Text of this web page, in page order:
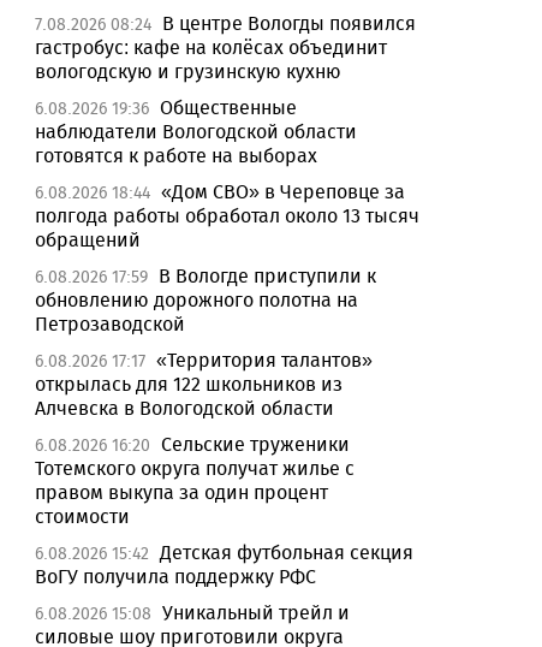
7.08.2026 08:24 В центре Вологды появился
гастробус: кафе на колёсах объединит
вологодскую и грузинскую кухню
6.08.2026 19:36 Общественные
наблюдатели Вологодской области
готовятся к работе на выборах
6.08.2026 18:44 «Дом СВО» в Череповце за
полгода работы обработал около 13 тысяч
обращений
6.08.2026 17:59 В Вологде приступили к
обновлению дорожного полотна на
Петрозаводской
6.08.2026 17:17 «Территория талантов»
открылась для 122 школьников из
Алчевска в Вологодской области
6.08.2026 16:20 Сельские труженики
Тотемского округа получат жилье с
правом выкупа за один процент
стоимости
6.08.2026 15:42 Детская футбольная секция
ВоГУ получила поддержку РФС
6.08.2026 15:08 Уникальный трейл и
силовые шоу приготовили округа